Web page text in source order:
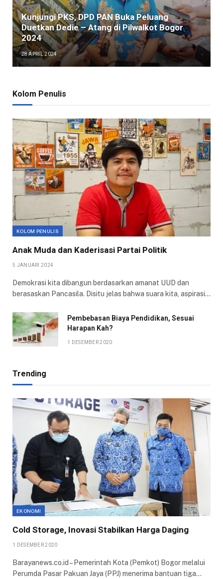
Kunjungi PKS, DPD PAN Buka Peluang
Duetkan Dedie – Atang di Pilwalkot Bogor
2024
28 APRIL 2024
Kolom Penulis
KOLOM PENULIS
Anak Muda dan Kaderisasi Partai Politik
5 JANUARI 2024
Demokrasi kita dibangun berdasarkan amanat UUD dan
berasaskan Pancasila. Disitu jelas bahwa suara kita, aspirasi…
Pembebasan Biaya Pendidikan, Sesuai
Harapan Kah?
1 DESEMBER 2020
Trending
EKONOMI
Cold Storage, Inovasi Stabilkan Harga Daging
1 DESEMBER 2020
Barayanews.co.id – Pemerintah Kota (Pemkot) Bogor melalui
Perumda Pasar Pakuan Jaya (PPJ) menerima bantuan tiga…